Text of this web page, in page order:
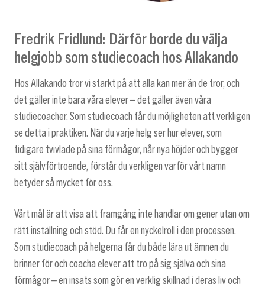
Fredrik Fridlund: Därför borde du välja
helgjobb som studiecoach hos Allakando
Hos Allakando tror vi starkt på att alla kan mer än de tror, och
det gäller inte bara våra elever – det gäller även våra
studiecoacher. Som studiecoach får du möjligheten att verkligen
se detta i praktiken. När du varje helg ser hur elever, som
tidigare tvivlade på sina förmågor, når nya höjder och bygger
sitt självförtroende, förstår du verkligen varför vårt namn
betyder så mycket för oss.
Vårt mål är att visa att framgång inte handlar om gener utan om
rätt inställning och stöd. Du får en nyckelroll i den processen.
Som studiecoach på helgerna får du både lära ut ämnen du
brinner för och coacha elever att tro på sig själva och sina
förmågor – en insats som gör en verklig skillnad i deras liv och